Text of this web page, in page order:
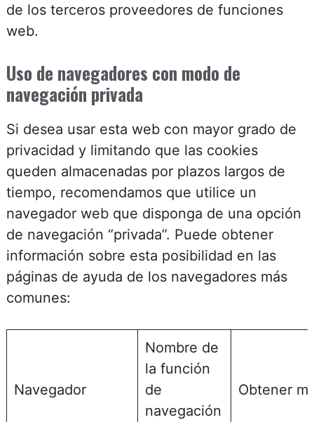
de los terceros proveedores de funciones
web.
Uso de navegadores con modo de
navegación privada
Si desea usar esta web con mayor grado de
privacidad y limitando que las cookies
queden almacenadas por plazos largos de
tiempo, recomendamos que utilice un
navegador web que disponga de una opción
de navegación “privada”. Puede obtener
información sobre esta posibilidad en las
páginas de ayuda de los navegadores más
comunes:
Navegador
Nombre de
la función
de
navegación
Obtener